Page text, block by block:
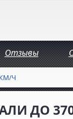
Отзывы
КМ/Ч
ДО